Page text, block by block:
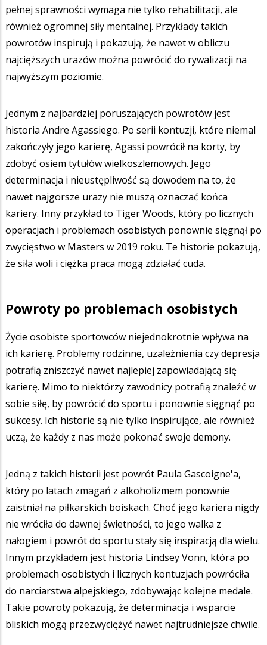
pełnej sprawności wymaga nie tylko rehabilitacji, ale
również ogromnej siły mentalnej. Przykłady takich
powrotów inspirują i pokazują, że nawet w obliczu
najcięższych urazów można powrócić do rywalizacji na
najwyższym poziomie.
Jednym z najbardziej poruszających powrotów jest
historia Andre Agassiego. Po serii kontuzji, które niemal
zakończyły jego karierę, Agassi powrócił na korty, by
zdobyć osiem tytułów wielkoszlemowych. Jego
determinacja i nieustępliwość są dowodem na to, że
nawet najgorsze urazy nie muszą oznaczać końca
kariery. Inny przykład to Tiger Woods, który po licznych
operacjach i problemach osobistych ponownie sięgnął po
zwycięstwo w Masters w 2019 roku. Te historie pokazują,
że siła woli i ciężka praca mogą zdziałać cuda.
Powroty po problemach osobistych
Życie osobiste sportowców niejednokrotnie wpływa na
ich karierę. Problemy rodzinne, uzależnienia czy depresja
potrafią zniszczyć nawet najlepiej zapowiadającą się
karierę. Mimo to niektórzy zawodnicy potrafią znaleźć w
sobie siłę, by powrócić do sportu i ponownie sięgnąć po
sukcesy. Ich historie są nie tylko inspirujące, ale również
uczą, że każdy z nas może pokonać swoje demony.
Jedną z takich historii jest powrót Paula Gascoigne'a,
który po latach zmagań z alkoholizmem ponownie
zaistniał na piłkarskich boiskach. Choć jego kariera nigdy
nie wróciła do dawnej świetności, to jego walka z
nałogiem i powrót do sportu stały się inspiracją dla wielu.
Innym przykładem jest historia Lindsey Vonn, która po
problemach osobistych i licznych kontuzjach powróciła
do narciarstwa alpejskiego, zdobywając kolejne medale.
Takie powroty pokazują, że determinacja i wsparcie
bliskich mogą przezwyciężyć nawet najtrudniejsze chwile.